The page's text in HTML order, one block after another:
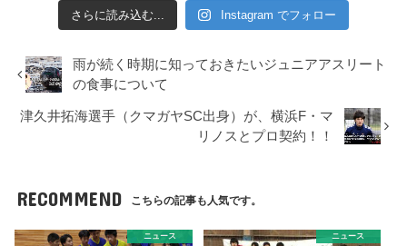
さらに読み込む... Instagram でフォロー
雨が続く時期に知っておきたいジュニアアスリート
の食事について
津久井拓海選手（クマガヤSC出身）が、横浜F・マ
リノスとプロ契約！！
RECOMMEND こちらの記事も人気です。
ニュース ニュース